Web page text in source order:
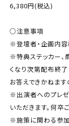
6,380円(税込)
○注意事項
※登壇者・企画内容
※特典ステッカー、
くなり次第配布終
お答えできかねます
※出演者へのプレゼ
いただきます。何卒
※施策に関わる参加